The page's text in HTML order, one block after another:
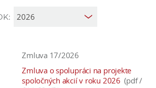
k
Zmluva 17/2026
Zmluva o spolupráci na projekte
spoločných akcií v roku 2026 (pdf /